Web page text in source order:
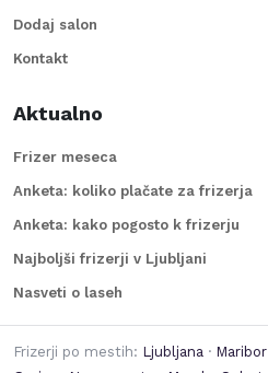
Dodaj salon
Kontakt
Aktualno
Frizer meseca
Anketa: koliko plačate za frizerja
Anketa: kako pogosto k frizerju
Najboljši frizerji v Ljubljani
Nasveti o laseh
Frizerji po mestih: Ljubljana · Maribor